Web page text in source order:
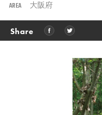
AREA 大阪府
Share